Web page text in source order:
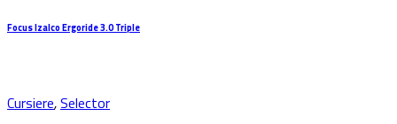
Focus Izalco Ergoride 3.0 Triple
Cursiere,Selector